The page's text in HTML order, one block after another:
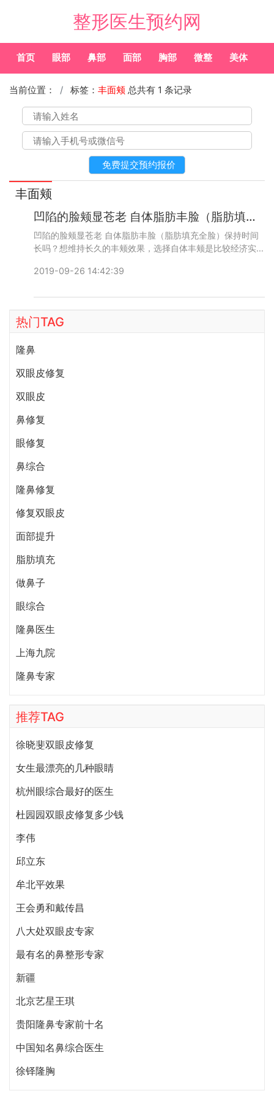
整形医生预约网
首页 眼部 鼻部 面部 胸部 微整 美体
当前位置： 标签： 丰面颊 总共有 1 条记录
丰面颊
凹陷的脸颊显苍老 自体脂肪丰脸（脂肪填充全脸）保持时间长吗？
凹陷的脸颊显苍老 自体脂肪丰脸（脂肪填充全脸）保持时间
长吗？想维持长久的丰颊效果，选择自体丰颊是比较经济实惠
会被排斥，均匀的填补脸颊凹陷的部位让触感更加自然，而且
轻之外，外观上不容易被亲友看出有曾经整形的证据。脂肪丰
脸全国预约电话：400-616-6769，微信：
wuyoubianmei。
2019-09-26 14:42:39
热门TAG
隆鼻
双眼皮修复
双眼皮
鼻修复
眼修复
鼻综合
隆鼻修复
修复双眼皮
面部提升
脂肪填充
做鼻子
眼综合
隆鼻医生
上海九院
隆鼻专家
推荐TAG
徐晓斐双眼皮修复
女生最漂亮的几种眼睛
杭州眼综合最好的医生
杜园园双眼皮修复多少钱
李伟
邱立东
牟北平效果
王会勇和戴传昌
八大处双眼皮专家
最有名的鼻整形专家
新疆
北京艺星王琪
贵阳隆鼻专家前十名
中国知名鼻综合医生
徐铎隆胸